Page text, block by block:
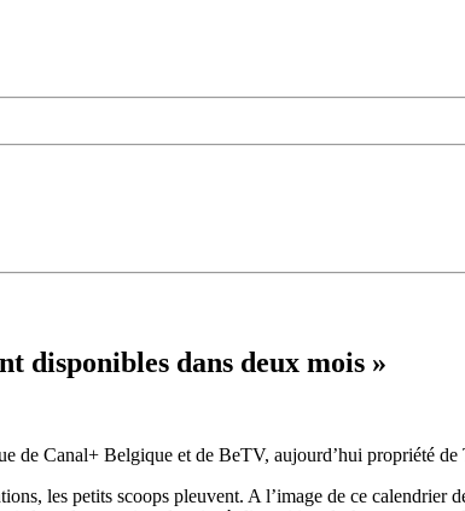
disponibles dans deux mois »
de Canal+ Belgique et de BeTV, aujourd’hui propriété de
les petits scoops pleuvent. A l’image de ce